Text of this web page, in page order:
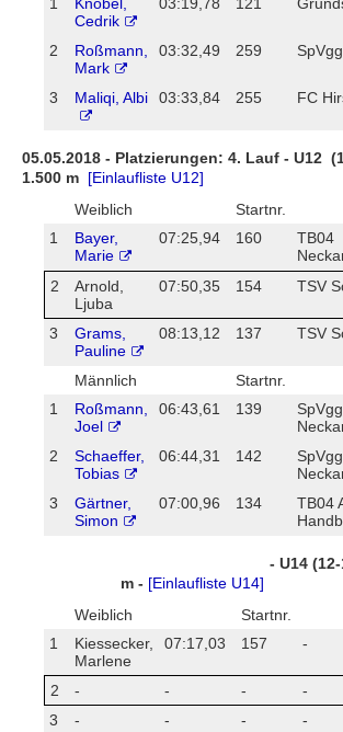
Cedrik
2
Roßmann,
Mark
03:32,49 259
3 Maliqi, Albi 03:33,84 255 FC
05.05.2018 - Platzierungen: 4. Lauf - U12
1.500 m [Einlaufliste U12]
Weiblich
Startnr.
1
Bayer,
Marie
07:25,94 160
TB04
2
Arnold,
Ljuba
07:50,35 154 TSV
3
Grams,
Pauline
08:13,12 137 TSV
Männlich
Startnr.
1
Roßmann,
Joel
06:43,61 139
SpVgg
2
Schaeffer,
Tobias
06:44,31 142
SpVgg
3
Gärtner,
Simon
07:00,96 134
TB04
- U14
m - [Einlaufliste U14]
Weiblich
Startnr.
1
Kiessecker,
Marlene
07:17,03 157 -
2 - - -
-
3
- - - -